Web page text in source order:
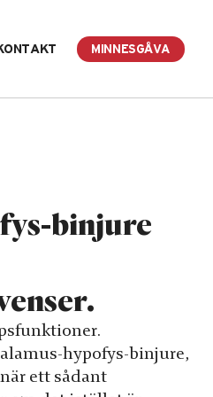
MINNESGÅVA
binjure
hypofys-binjure,
ett sådant